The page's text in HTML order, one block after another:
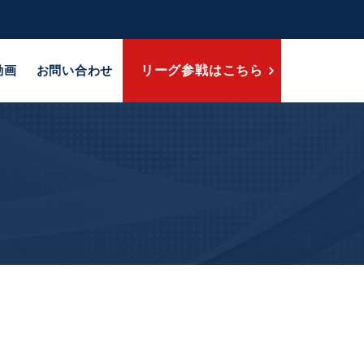
画 お問い合わせ リーグ参戦はこちら